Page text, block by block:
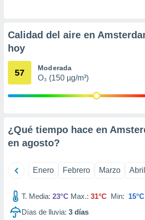
momento
en
en
en
un
datos
perfiles
Calidad del aire en
hoy
57 Moderada
O₃ (150 µg/m³)
¿Qué tiempo hace en
en agosto?
Enero Febrero Marzo Abril
T. Media: 23°C Max.: 31°C Min: 15°C
Días de lluvia: 3 días